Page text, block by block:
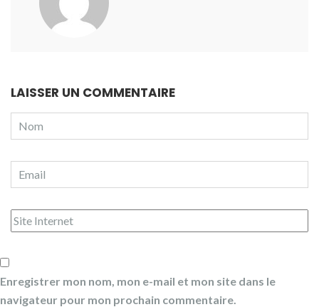
LAISSER UN COMMENTAIRE
Enregistrer mon nom, mon e-mail et mon site dans le
navigateur pour mon prochain commentaire.